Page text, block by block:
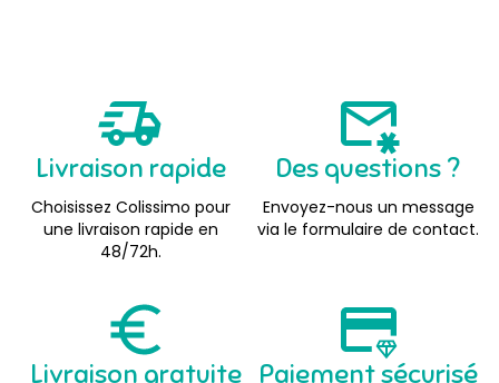
Livraison rapide
Choisissez Colissimo pour
une livraison rapide en
48/72h.
Des questions ?
Envoyez-nous un message
via le formulaire de contact.
Livraison gratuite Paiement sécurisé